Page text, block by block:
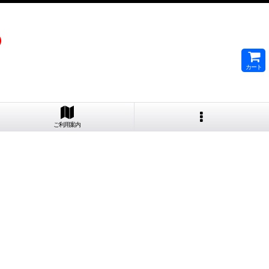
カート
ご利用案内